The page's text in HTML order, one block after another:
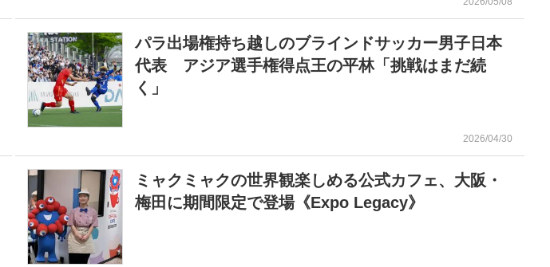
パラ出場権持ち越しのブラインドサッカー男子日本
代表 アジア選手権得点王の平林「挑戦はまだ続
く」
2026/04/30
ミャクミャクの世界観楽しめる公式カフェ、大阪・
梅田に期間限定で登場《Expo Legacy》